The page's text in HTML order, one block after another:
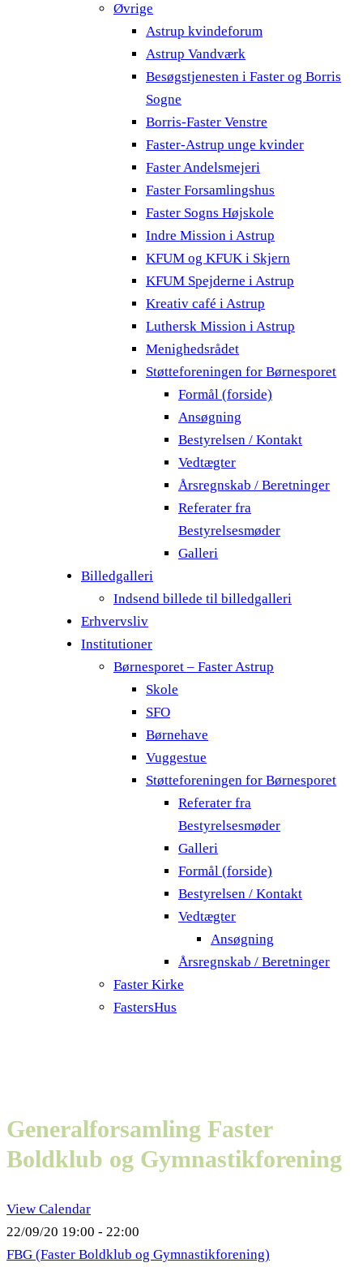
Øvrige
Astrup kvindeforum
Astrup Vandværk
Besøgstjenesten i Faster og Borris
Sogne
Borris-Faster Venstre
Faster-Astrup unge kvinder
Faster Andelsmejeri
Faster Forsamlingshus
Faster Sogns Højskole
Indre Mission i Astrup
KFUM og KFUK i Skjern
KFUM Spejderne i Astrup
Kreativ café i Astrup
Luthersk Mission i Astrup
Menighedsrådet
Støtteforeningen for Børnesporet
Formål (forside)
Ansøgning
Bestyrelsen / Kontakt
Vedtægter
Årsregnskab / Beretninger
Referater fra
Bestyrelsesmøder
Galleri
Billedgalleri
Indsend billede til billedgalleri
Erhvervsliv
Institutioner
Børnesporet – Faster Astrup
Skole
SFO
Børnehave
Vuggestue
Støtteforeningen for Børnesporet
Referater fra
Bestyrelsesmøder
Galleri
Formål (forside)
Bestyrelsen / Kontakt
Vedtægter
Ansøgning
Årsregnskab / Beretninger
Faster Kirke
FastersHus
Generalforsamling Faster
Boldklub og Gymnastikforening
View Calendar
22/09/20 19:00 - 22:00
FBG (Faster Boldklub og Gymnastikforening)